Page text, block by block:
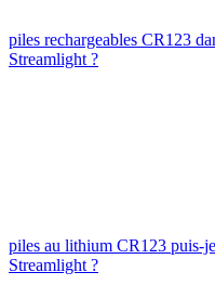
piles rechargeables CR123
Streamlight ?
piles au lithium CR123 puis-
Streamlight ?